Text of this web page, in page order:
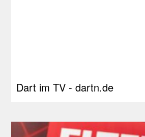
Dart im TV - dartn.de